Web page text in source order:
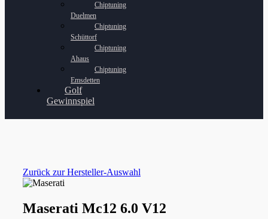
Chiptuning
Duelmen
Chiptuning
Schüttorf
Chiptuning
Ahaus
Chiptuning
Emsdetten
Golf
Gewinnspiel
Zurück zur Hersteller-Auswahl
Maserati Mc12 6.0 V12